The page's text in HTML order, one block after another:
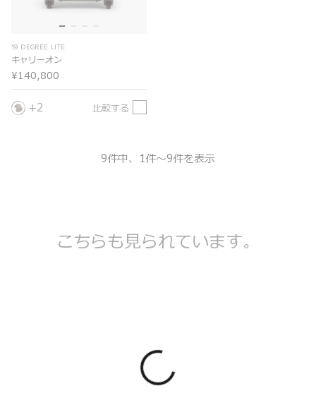
19 DEGREE LITE
キャリーオン
¥140,800
2 比較する
9件中、1件～9件を表示
こちらも見られています。